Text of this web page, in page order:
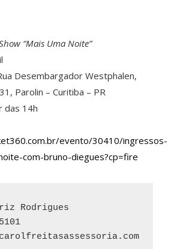
“Mais Uma Noite”
Desembargador Westphalen,
Parolin – Curitiba – PR
das 14h
evento/30410/ingressos-
com-bruno-diegues?cp=fire
Rodrigues